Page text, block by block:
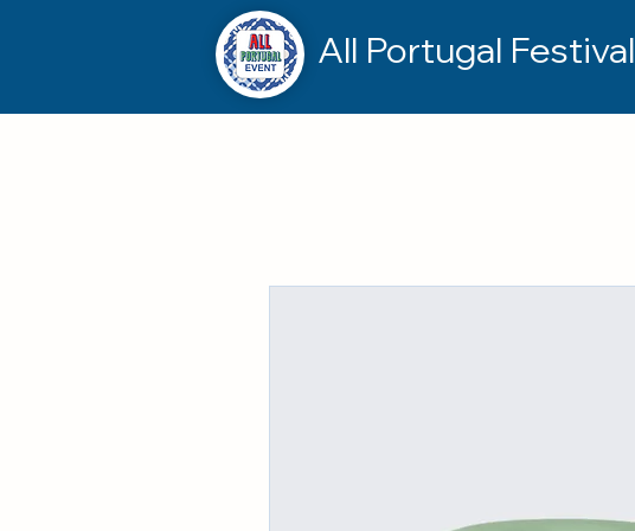
All Portugal Festival